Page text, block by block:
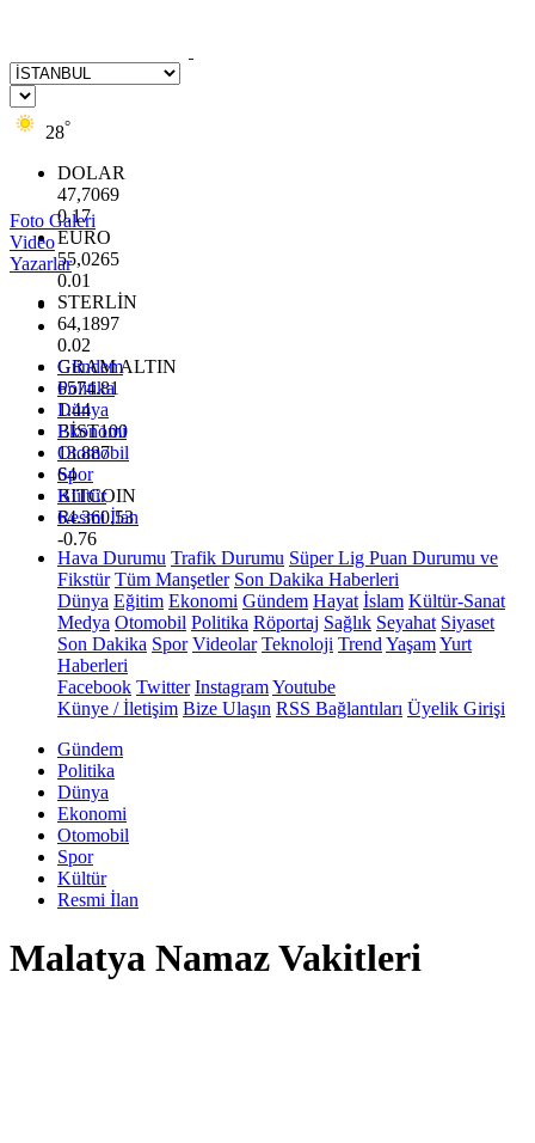
28°
DOLAR
47,7069
0.17
EURO
55,0265
0.01
STERLİN
64,1897
0.02
GRAM ALTIN
6574.81
1.44
BİST100
13.887
64
BITCOIN
64.360,53
-0.76
Foto Galeri
Video
Yazarlar
Gündem
Politika
Dünya
Ekonomi
Otomobil
Spor
Kültür
Resmi İlan
Hava Durumu Trafik Durumu Süper Lig Puan Durumu ve
Fikstür Tüm Manşetler Son Dakika Haberleri
Dünya Eğitim Ekonomi Gündem Hayat İslam Kültür-Sanat
Medya Otomobil Politika Röportaj Sağlık Seyahat Siyaset
Son Dakika Spor Videolar Teknoloji Trend YaşamYurt
Haberleri
Facebook Twitter InstagramYoutube
Künye / İletişim Bize Ulaşın RSS Bağlantıları Üyelik Girişi
Gündem
Politika
Dünya
Ekonomi
Otomobil
Spor
Kültür
Resmi İlan
Malatya Namaz Vakitleri